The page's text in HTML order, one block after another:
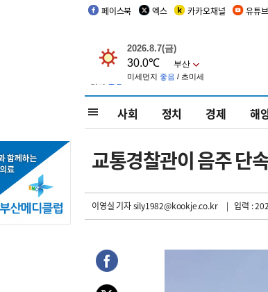
페이스북 엑스 카카오채널 유튜브
사회 정치 경제 해
교통경찰관이 음주 단
이영실 기자sily1982@kookje.co.kr | 입력 :